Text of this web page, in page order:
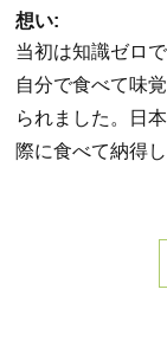
想い:
当初は知識ゼロ
自分で食べて味
られました。日
際に食べて納得